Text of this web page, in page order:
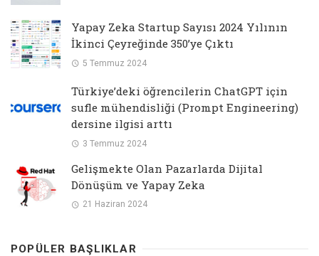
Yapay Zeka Startup Sayısı 2024 Yılının
İkinci Çeyreğinde 350’ye Çıktı
5 Temmuz 2024
Türkiye’deki öğrencilerin ChatGPT için
sufle mühendisliği (Prompt Engineering)
dersine ilgisi arttı
3 Temmuz 2024
Gelişmekte Olan Pazarlarda Dijital
Dönüşüm ve Yapay Zeka
21 Haziran 2024
POPÜLER BAŞLIKLAR